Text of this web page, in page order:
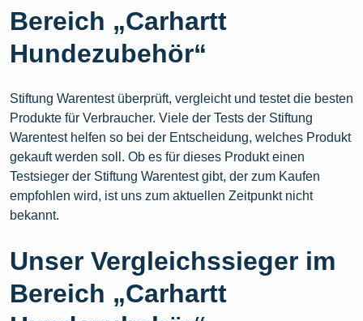
Bereich „Carhartt
Hundezubehör“
Stiftung Warentest überprüft, vergleicht und testet die besten
Produkte für Verbraucher. Viele der Tests der Stiftung
Warentest helfen so bei der Entscheidung, welches Produkt
gekauft werden soll. Ob es für dieses Produkt einen
Testsieger der Stiftung Warentest gibt, der zum Kaufen
empfohlen wird, ist uns zum aktuellen Zeitpunkt nicht
bekannt.
Unser Vergleichssieger im
Bereich „Carhartt